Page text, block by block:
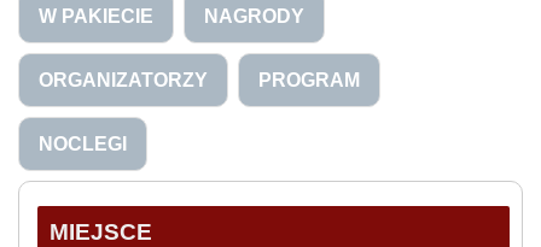
W PAKIECIE NAGRODY
ORGANIZATORZY PROGRAM
NOCLEGI
MIEJSCE